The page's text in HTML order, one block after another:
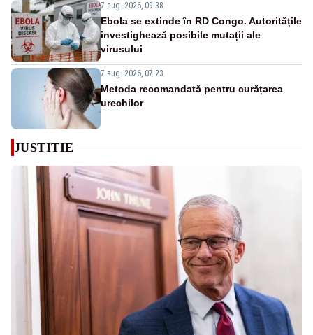
7 aug. 2026, 09:38
Ebola se extinde în RD Congo. Autoritățile
investighează posibile mutații ale
virusului
7 aug. 2026, 07:23
Metoda recomandată pentru curățarea
urechilor
JUSTITIE